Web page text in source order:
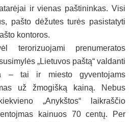
ir vienas paštininkas. Visi
pašto dėžutes turės pasistatyti
kontoros.
terorizuojami prenumeratos
„Lietuvos paštą“ valdanti
– tai ir miesto gyventojams
už žmogišką kainą. Nebus
„Anykštos“ laikraščio
kainuos 70 centų. Per